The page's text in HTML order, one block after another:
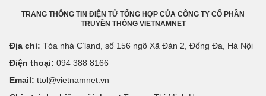
TRANG THÔNG TIN ĐIỆN TỬ TỔNG HỢP CỦA CÔNG TY CỔ PHẦN
TRUYỀN THÔNG VIETNAMNET
Địa chỉ: Tòa nhà C’land, số 156 ngõ Xã Đàn 2, Đống Đa, Hà Nội
Điện thoại: 094 388 8166
Email: ttol@vietnamnet.vn